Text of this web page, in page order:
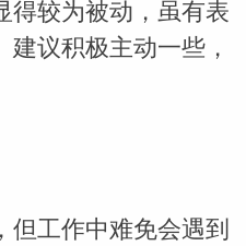
得较为被动，虽有表
议积极主动一些，
但工作中难免会遇到